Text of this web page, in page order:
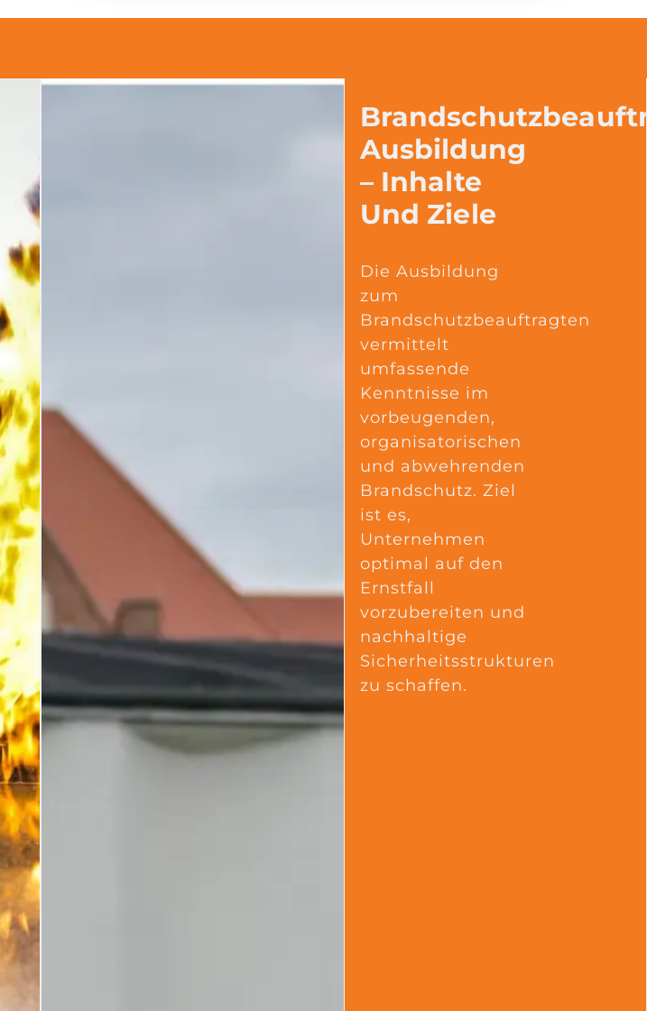
Ausbildung
– Inhalte
Und Ziele
Die Ausbildung
zum
Brandschutzbeauftragten
vermittelt
umfassende
Kenntnisse im
vorbeugenden,
organisatorischen
und abwehrenden
Brandschutz. Ziel
ist es,
Unternehmen
optimal auf den
Ernstfall
vorzubereiten und
nachhaltige
Sicherheitsstrukturen
zu schaffen.